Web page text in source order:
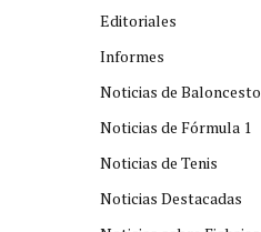
Editoriales
Informes
Noticias de Baloncesto
Noticias de Fórmula 1
Noticias de Tenis
Noticias Destacadas